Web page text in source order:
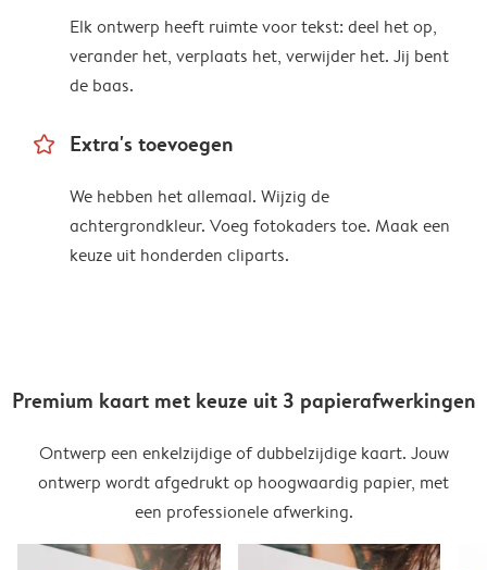
Elk ontwerp heeft ruimte voor tekst: deel het op,
verander het, verplaats het, verwijder het. Jij bent
de baas.
star_outline Extra's toevoegen
We hebben het allemaal. Wijzig de
achtergrondkleur. Voeg fotokaders toe. Maak een
keuze uit honderden cliparts.
Premium kaart met keuze uit 3 papierafwerkingen
Ontwerp een enkelzijdige of dubbelzijdige kaart. Jouw
ontwerp wordt afgedrukt op hoogwaardig papier, met
een professionele afwerking.